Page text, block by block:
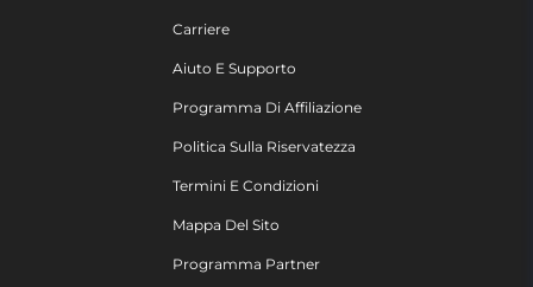
Carriere
Aiuto E Supporto
Programma Di Affiliazione
Politica Sulla Riservatezza
Termini E Condizioni
Mappa Del Sito
Programma Partner